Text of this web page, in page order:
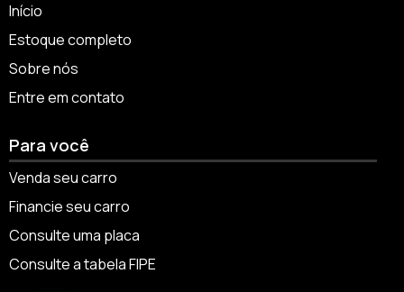
Início
Estoque completo
Sobre nós
Entre em contato
Para você
Venda seu carro
Financie seu carro
Consulte uma placa
Consulte a tabela FIPE